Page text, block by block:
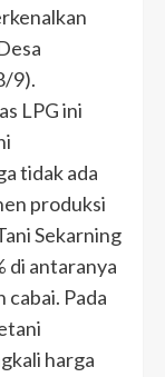
9).
LPG ini
tidak ada
produksi
Sekarning
di antaranya
cabai. Pada
harga